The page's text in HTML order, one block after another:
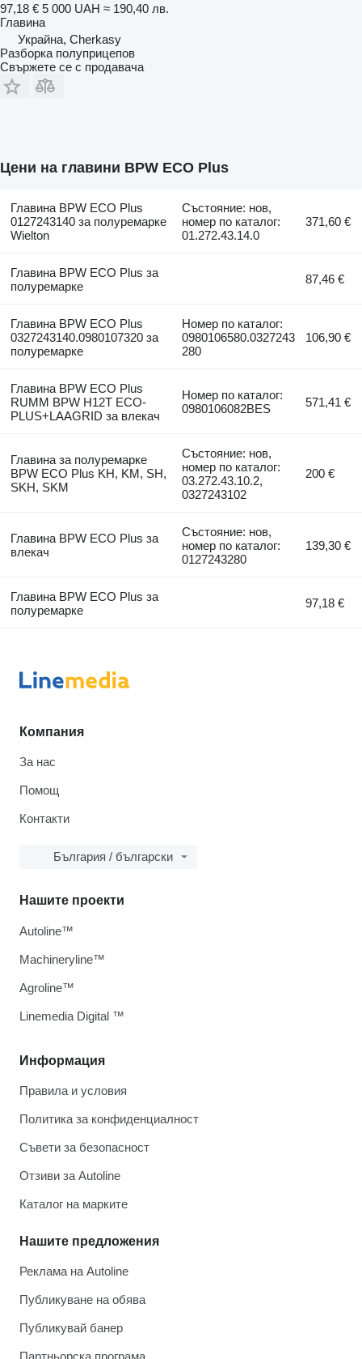
97,18 € 5 000 UAH ≈ 190,40 лв.
Главина
Украйна, Cherkasy
Разборка полуприцепов
Свържете се с продавача
Цени на главини BPW ECO Plus
Главина BPW ECO Plus
0127243140 за полуремарке
Wielton
Състояние: нов,
номер по каталог:
01.272.43.14.0
371,60 €
Главина BPW ECO Plus за
полуремарке
87,46 €
Главина BPW ECO Plus
0327243140.0980107320 за
полуремарке
Номер по каталог:
0980106580.0327243
280
106,90 €
Главина BPW ECO Plus
RUMM BPW H12T ECO-
PLUS+LAAGRID за влекач
Номер по каталог:
0980106082BES
571,41 €
Главина за полуремарке
BPW ECO Plus KH, KM, SH,
SKH, SKM
Състояние: нов,
номер по каталог:
03.272.43.10.2,
0327243102
200 €
Главина BPW ECO Plus за
влекач
Състояние: нов,
номер по каталог:
0127243280
139,30 €
Главина BPW ECO Plus за
полуремарке
97,18 €
Компания
За нас
Помощ
Контакти
България / български
Информация
Правила и условия
Политика за конфиденциалност
Съвети за безопасност
Отзиви за Autoline
Каталог на марките
Нашите предложения
Реклама на Autoline
Публикуване на обява
Публикувай банер
Партньорска програма
Нашите проекти
Autoline™
Machineryline™
Agroline™
Linemedia Digital ™